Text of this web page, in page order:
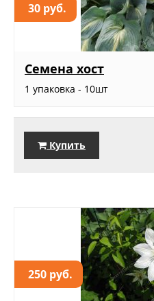
30 руб.
Семена хост
1 упаковка - 10шт
Купить
250 руб.